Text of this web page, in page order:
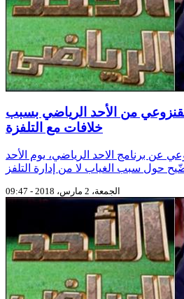
من الأحد الرياضي بسبب
خلافات مع التلفزة
عن برنامج الاحد الرياضي، يوم الأحد
الجمعة، 2 مارس، 2018 - 09:47